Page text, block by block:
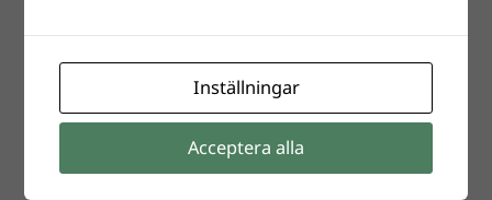
Inställningar
Acceptera alla